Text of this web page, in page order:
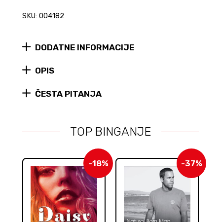
podmetača
SKU: 004182
DODATNE INFORMACIJE
OPIS
ČESTA PITANJA
TOP BINGANJE
-18% -37%